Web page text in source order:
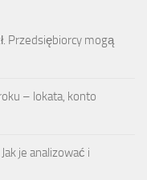
Przedsiębiorcy mogą
– lokata, konto
je analizować i